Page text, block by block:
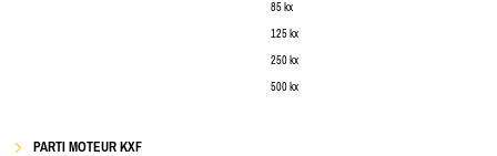
85 kx
125 kx
250 kx
500 kx
PARTI MOTEUR KXF